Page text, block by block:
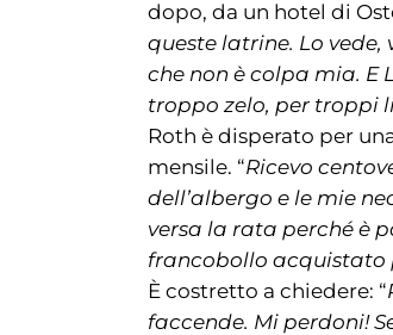
dopo, da un hotel di
queste latrine. Lo
che non è colpa mia. E
troppo zelo, per troppi
Roth è disperato per
mensile. “Ricevo
dell’albergo e le mie
versa la rata perché è
francobollo acquistato
È costretto a chiedere: “
faccende. Mi perdoni!